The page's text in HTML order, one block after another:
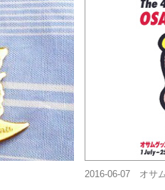
2016-06-07 オサ